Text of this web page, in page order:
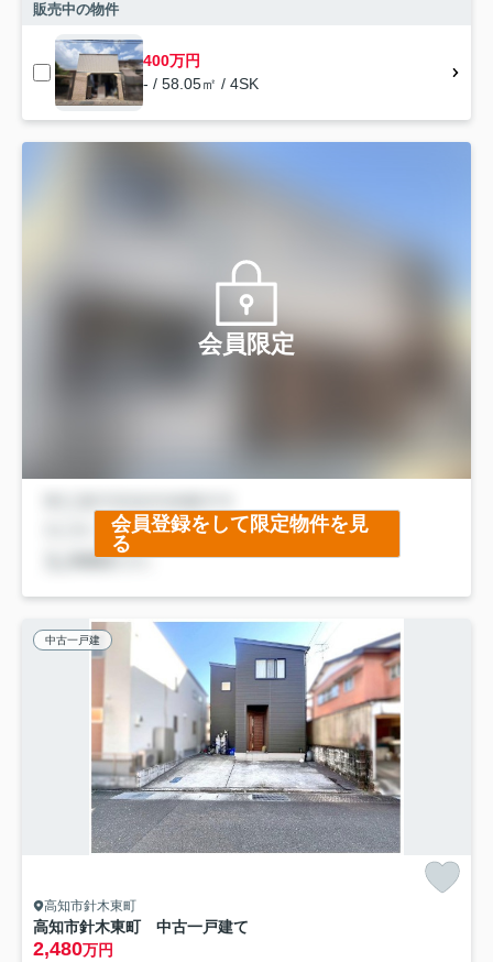
販売中の物件
400万円
- / 58.05㎡ / 4SK
会員限定
会員登録をして限定物件を見
る
中古一戸建
高知市針木東町
高知市針木東町 中古一戸建て
2,480万円